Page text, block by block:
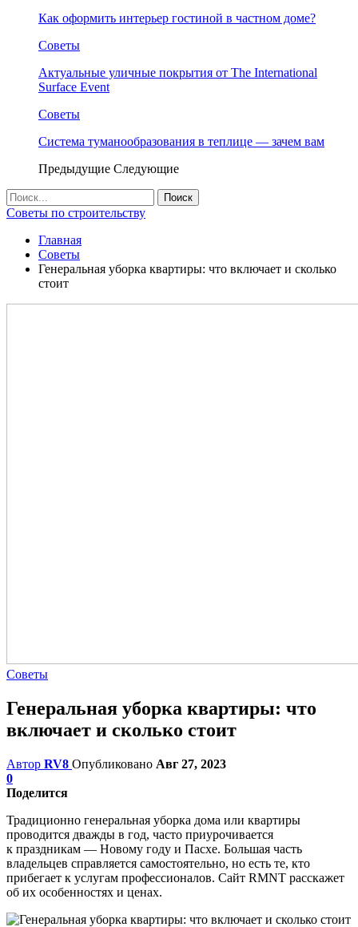
Как оформить интерьер гостиной в частном доме?
Советы
Актуальные уличные покрытия от The International
Surface Event
Советы
Система туманообразования в теплице — зачем вам
Предыдущие Следующие
Советы по строительству
Главная
Советы
Генеральная уборка квартиры: что включает и сколько
стоит
Советы
Генеральная уборка квартиры: что
включает и сколько стоит
Автор RV8 Опубликовано Авг 27, 2023
0
Поделится
Традиционно генеральная уборка дома или квартиры
проводится дважды в год, часто приурочивается
к праздникам — Новому году и Пасхе. Большая часть
владельцев справляется самостоятельно, но есть те, кто
прибегает к услугам профессионалов. Сайт RMNT расскажет
об их особенностях и ценах.